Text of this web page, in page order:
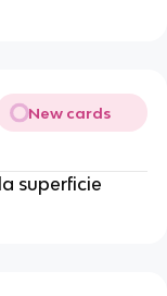
New cards
superficie